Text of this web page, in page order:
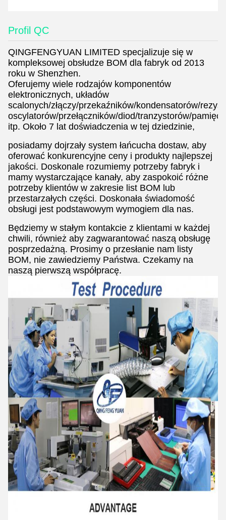
Profil QC
QINGFENGYUAN LIMITED specjalizuje się w
kompleksowej obsłudze BOM dla fabryk od 2013
roku w Shenzhen.
Oferujemy wiele rodzajów komponentów
elektronicznych, układów
scalonych/złączy/przekaźników/kondensatorów/
oscylatorów/przełączników/diod/tranzystorów/
itp. Około 7 lat doświadczenia w tej dziedzinie,
posiadamy dojrzały system łańcucha dostaw, aby
oferować konkurencyjne ceny i produkty najlepszej
jakości. Doskonale rozumiemy potrzeby fabryk i
mamy wystarczające kanały, aby zaspokoić różne
potrzeby klientów w zakresie list BOM lub
przestarzałych części. Doskonała świadomość
obsługi jest podstawowym wymogiem dla nas.
Będziemy w stałym kontakcie z klientami w każdej
chwili, również aby zagwarantować naszą obsługę
posprzedażną. Prosimy o przesłanie nam listy
BOM, nie zawiedziemy Państwa. Czekamy na
naszą pierwszą współpracę.